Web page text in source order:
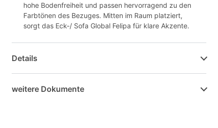
hohe Bodenfreiheit und passen hervorragend zu den
Farbtönen des Bezuges. Mitten im Raum platziert,
sorgt das Eck-/ Sofa Global Felipa für klare Akzente.
Details
weitere Dokumente